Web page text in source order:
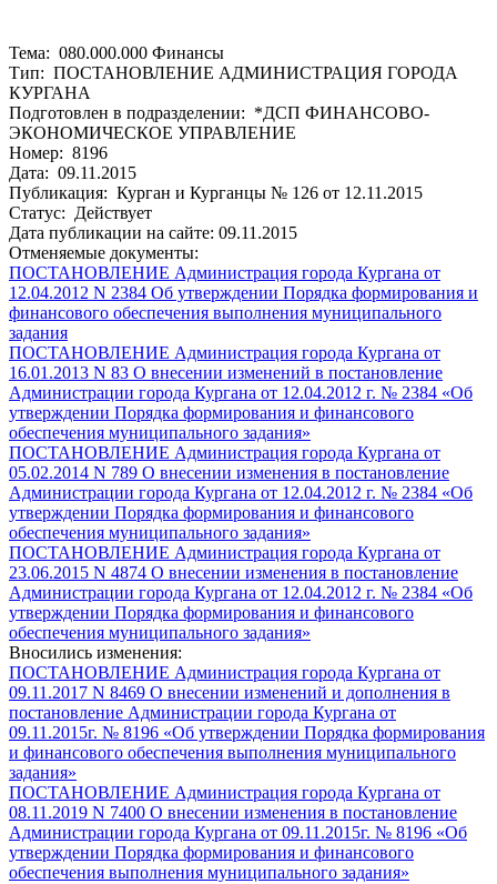
Тема: 080.000.000 Финансы
Тип: ПОСТАНОВЛЕНИЕ АДМИНИСТРАЦИЯ ГОРОДА
КУРГАНА
Подготовлен в подразделении: *ДСП ФИНАНСОВО-
ЭКОНОМИЧЕСКОЕ УПРАВЛЕНИЕ
Номер: 8196
Дата: 09.11.2015
Публикация: Курган и Курганцы № 126 от 12.11.2015
Статус: Действует
Дата публикации на сайте: 09.11.2015
Отменяемые документы:
ПОСТАНОВЛЕНИЕ Администрация города Кургана от
12.04.2012 N 2384 Об утверждении Порядка формирования и
финансового обеспечения выполнения муниципального
задания
ПОСТАНОВЛЕНИЕ Администрация города Кургана от
16.01.2013 N 83 О внесении изменений в постановление
Администрации города Кургана от 12.04.2012 г. № 2384 «Об
утверждении Порядка формирования и финансового
обеспечения муниципального задания»
ПОСТАНОВЛЕНИЕ Администрация города Кургана от
05.02.2014 N 789 О внесении изменения в постановление
Администрации города Кургана от 12.04.2012 г. № 2384 «Об
утверждении Порядка формирования и финансового
обеспечения муниципального задания»
ПОСТАНОВЛЕНИЕ Администрация города Кургана от
23.06.2015 N 4874 О внесении изменения в постановление
Администрации города Кургана от 12.04.2012 г. № 2384 «Об
утверждении Порядка формирования и финансового
обеспечения муниципального задания»
Вносились изменения:
ПОСТАНОВЛЕНИЕ Администрация города Кургана от
09.11.2017 N 8469 О внесении изменений и дополнения в
постановление Администрации города Кургана от
09.11.2015г. № 8196 «Об утверждении Порядка формирования
и финансового обеспечения выполнения муниципального
задания»
ПОСТАНОВЛЕНИЕ Администрация города Кургана от
08.11.2019 N 7400 О внесении изменения в постановление
Администрации города Кургана от 09.11.2015г. № 8196 «Об
утверждении Порядка формирования и финансового
обеспечения выполнения муниципального задания»